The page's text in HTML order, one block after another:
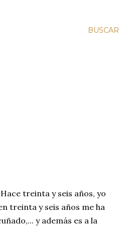
BUSCAR
treinta y seis años, yo
treinta y seis años me ha
y además es a la